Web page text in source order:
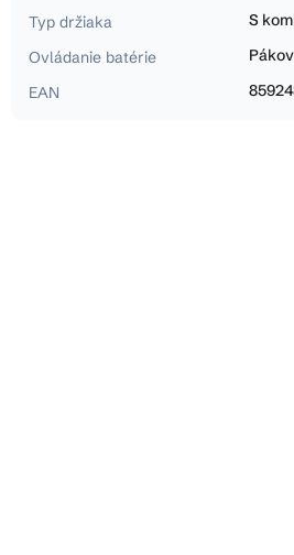
Typ držiaka
S
Ovládanie batérie
EAN